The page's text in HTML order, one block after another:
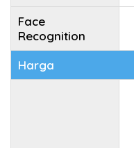
Face
Recognition
Harga